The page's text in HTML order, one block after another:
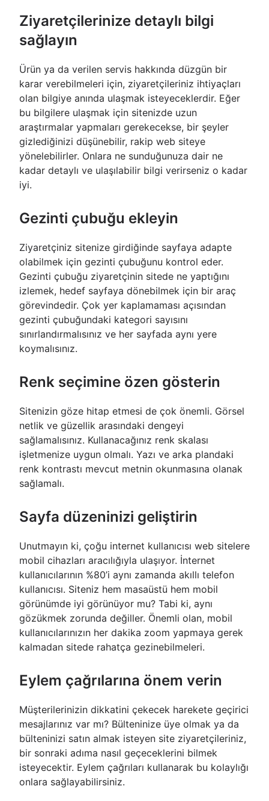
Ziyaretçilerinize detaylı bilgi
sağlayın
Ürün ya da verilen servis hakkında düzgün bir
karar verebilmeleri için, ziyaretçileriniz ihtiyaçları
olan bilgiye anında ulaşmak isteyeceklerdir. Eğer
bu bilgilere ulaşmak için sitenizde uzun
araştırmalar yapmaları gerekecekse, bir şeyler
gizlediğinizi düşünebilir, rakip web siteye
yönelebilirler. Onlara ne sunduğunuza dair ne
kadar detaylı ve ulaşılabilir bilgi verirseniz o kadar
iyi.
Gezinti çubuğu ekleyin
Ziyaretçiniz sitenize girdiğinde sayfaya adapte
olabilmek için gezinti çubuğunu kontrol eder.
Gezinti çubuğu ziyaretçinin sitede ne yaptığını
izlemek, hedef sayfaya dönebilmek için bir araç
görevindedir. Çok yer kaplamaması açısından
gezinti çubuğundaki kategori sayısını
sınırlandırmalısınız ve her sayfada aynı yere
koymalısınız.
Renk seçimine özen gösterin
Sitenizin göze hitap etmesi de çok önemli. Görsel
netlik ve güzellik arasındaki dengeyi
sağlamalısınız. Kullanacağınız renk skalası
işletmenize uygun olmalı. Yazı ve arka plandaki
renk kontrastı mevcut metnin okunmasına olanak
sağlamalı.
Sayfa düzeninizi geliştirin
Unutmayın ki, çoğu internet kullanıcısı web sitelere
mobil cihazları aracılığıyla ulaşıyor. İnternet
kullanıcılarının %80’i aynı zamanda akıllı telefon
kullanıcısı. Siteniz hem masaüstü hem mobil
görünümde iyi görünüyor mu? Tabi ki, aynı
gözükmek zorunda değiller. Önemli olan, mobil
kullanıcılarınızın her dakika zoom yapmaya gerek
kalmadan sitede rahatça gezinebilmeleri.
Eylem çağrılarına önem verin
Müşterilerinizin dikkatini çekecek harekete geçirici
mesajlarınız var mı? Bülteninize üye olmak ya da
bülteninizi satın almak isteyen site ziyaretçileriniz,
bir sonraki adıma nasıl geçeceklerini bilmek
isteyecektir. Eylem çağrıları kullanarak bu kolaylığı
onlara sağlayabilirsiniz.